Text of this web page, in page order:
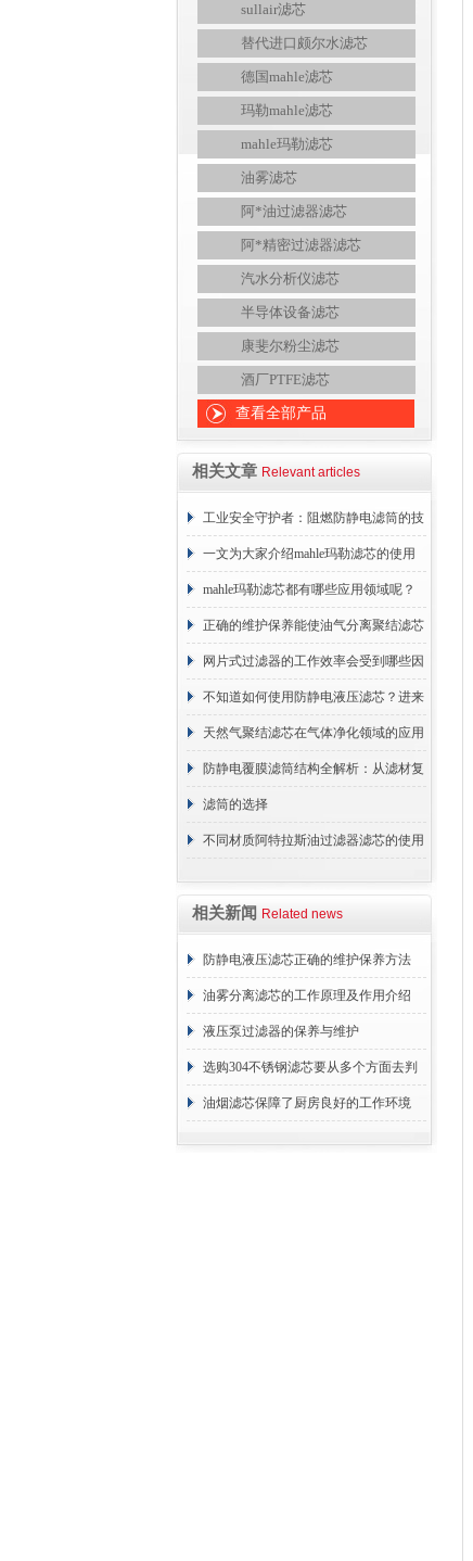
sullair滤芯
替代进口颇尔水滤芯
德国mahle滤芯
玛勒mahle滤芯
mahle玛勒滤芯
油雾滤芯
阿*油过滤器滤芯
阿*精密过滤器滤芯
汽水分析仪滤芯
半导体设备滤芯
康斐尔粉尘滤芯
酒厂PTFE滤芯
查看全部产品
相关文章 Relevant articles
工业安全守护者：阻燃防静电滤筒的技
术原理与应用解析
一文为大家介绍mahle玛勒滤芯的使用
原理
mahle玛勒滤芯都有哪些应用领域呢？
正确的维护保养能使油气分离聚结滤芯
长期稳定运行
网片式过滤器的工作效率会受到哪些因
素的影响？
不知道如何使用防静电液压滤芯？进来
看
天然气聚结滤芯在气体净化领域的应用
与重要性
防静电覆膜滤筒结构全解析：从滤材复
合到整体成型
滤筒的选择
不同材质阿特拉斯油过滤器滤芯的使用
相关新闻 Related news
防静电液压滤芯正确的维护保养方法
油雾分离滤芯的工作原理及作用介绍
液压泵过滤器的保养与维护
选购304不锈钢滤芯要从多个方面去判
断
油烟滤芯保障了厨房良好的工作环境